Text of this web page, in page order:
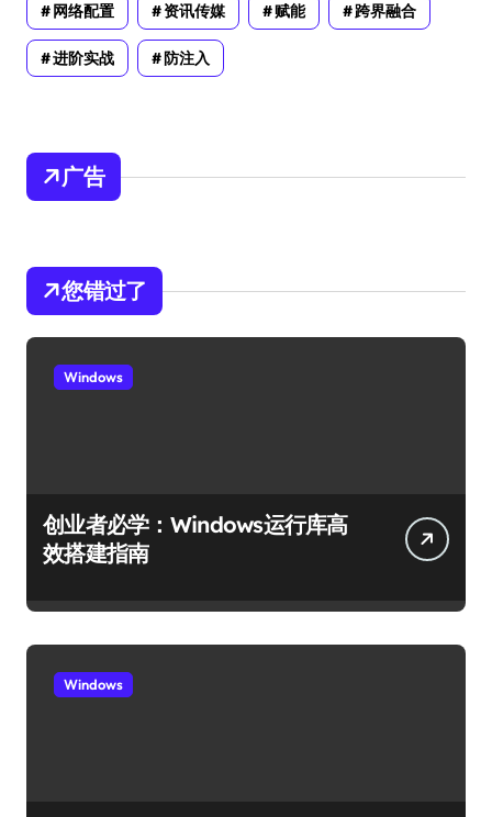
网络配置 资讯传媒 赋能 跨界融合
进阶实战 防注入
广告
您错过了
Windows
创业者必学：Windows运行库高
效搭建指南
Windows